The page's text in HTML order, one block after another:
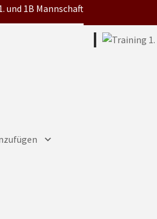
und 1B Mannschaft